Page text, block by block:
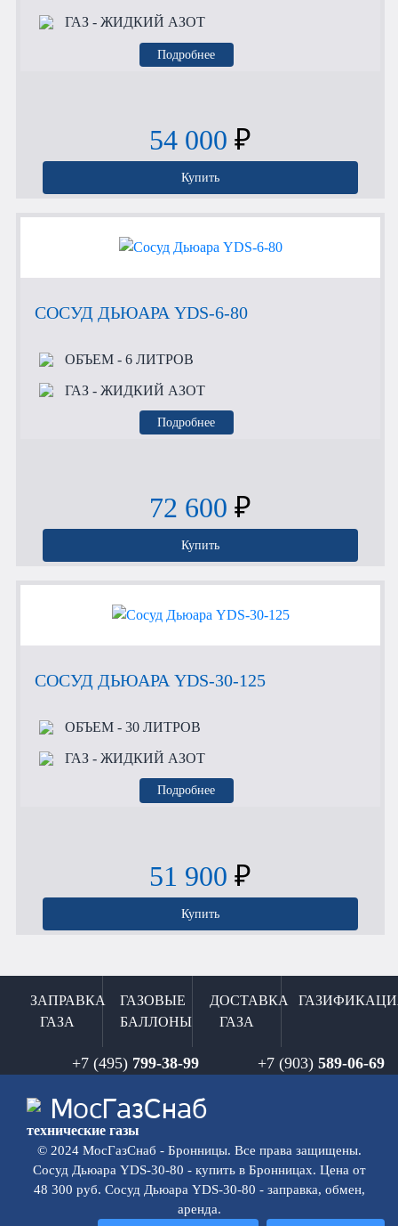
ГАЗ- ЖИДКИЙ АЗОТ
Подробнее
54 000 ₽
Купить
СОСУД ДЬЮАРА YDS-6-80
ОБЪЕМ- 6 ЛИТРОВ
ГАЗ- ЖИДКИЙ АЗОТ
Подробнее
72 600 ₽
Купить
СОСУД ДЬЮАРА YDS-30-125
ОБЪЕМ- 30 ЛИТРОВ
ГАЗ- ЖИДКИЙ АЗОТ
Подробнее
51 900 ₽
Купить
ЗАПРАВКА
ГАЗА
ГАЗОВЫЕ
БАЛЛОНЫ
ДОСТАВКА
ГАЗА
+7 (495) 799-38-99 +7 (903) 589-06-69
Мос ГазСнаб
технические газы
© 2024 МосГазСнаб - Бронницы. Все права защищены.
Сосуд Дьюара YDS-30-80 - купить в Бронницах. Цена от
48 300 руб. Сосуд Дьюара YDS-30-80 - заправка, обмен,
аренда.